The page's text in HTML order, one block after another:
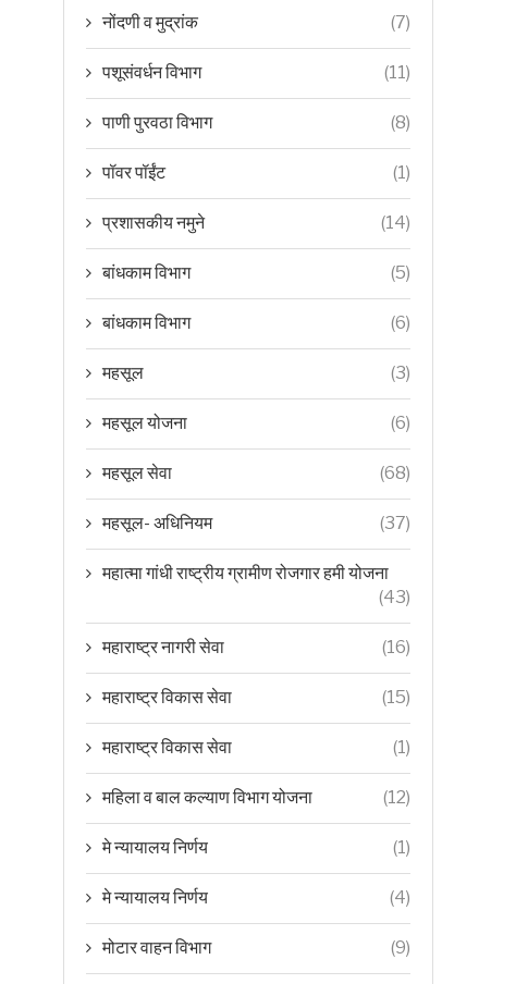
नोंदणी व मुद्रांक (7)
पशूसंवर्धन विभाग (11)
पाणी पुरवठा विभाग (8)
पॉवर पॉईंट (1)
प्रशासकीय नमुने (14)
बांधकाम विभाग (5)
बांधकाम विभाग (6)
महसूल (3)
महसूल योजना (6)
महसूल सेवा (68)
महसूल- अधिनियम (37)
महात्मा गांधी राष्ट्रीय ग्रामीण रोजगार हमी योजना
(43)
महाराष्ट्र नागरी सेवा (16)
महाराष्ट्र विकास सेवा (15)
महाराष्ट्र विकास सेवा (1)
महिला व बाल कल्याण विभाग योजना (12)
मे न्यायालय निर्णय (1)
मे न्यायालय निर्णय (4)
मोटार वाहन विभाग (9)